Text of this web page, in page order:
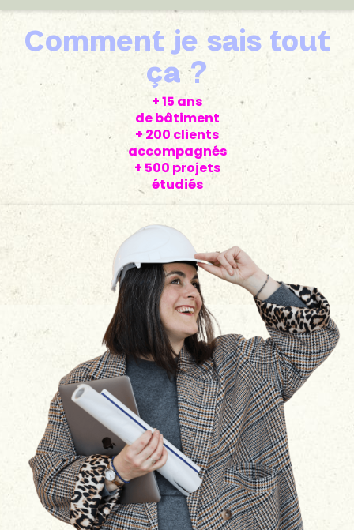
Comment je sais tout
ça ?
+ 15 ans
de bâtiment
+ 200 clients
accompagnés
+ 500 projets
étudiés